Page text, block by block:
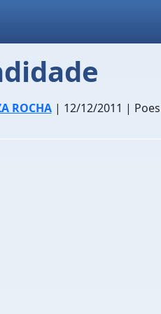
ROCHA| 12/12/2011 |